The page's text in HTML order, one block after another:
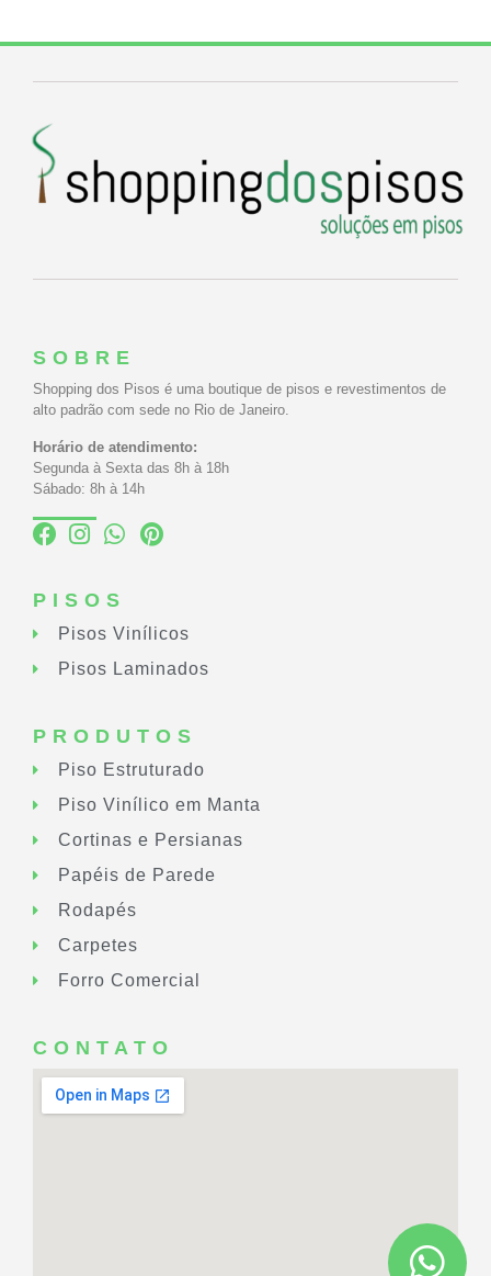
SOBRE
Shopping dos Pisos é uma boutique de pisos e revestimentos de
alto padrão com sede no Rio de Janeiro.
Horário de atendimento:
Segunda à Sexta das 8h à 18h
Sábado: 8h à 14h
PISOS
Pisos Vinílicos
Pisos Laminados
PRODUTOS
Piso Estruturado
Piso Vinílico em Manta
Cortinas e Persianas
Papéis de Parede
Rodapés
Carpetes
Forro Comercial
CONTATO